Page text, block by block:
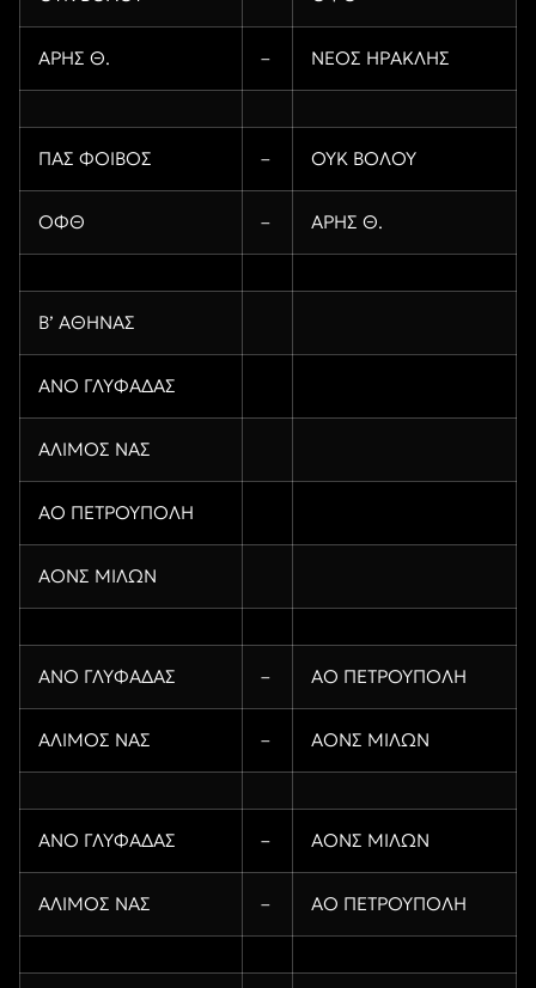
ΑΡΗΣ Θ. – ΝΕΟΣ ΗΡΑΚΛΗΣ
ΠΑΣ ΦΟΙΒΟΣ – ΟΥΚ ΒΟΛΟΥ
ΟΦΘ – ΑΡΗΣ Θ.
Β’ ΑΘΗΝΑΣ
ΑΝΟ ΓΛΥΦΑΔΑΣ
ΑΛΙΜΟΣ ΝΑΣ
ΑΟ ΠΕΤΡΟΥΠΟΛΗ
ΑΟΝΣ ΜΙΛΩΝ
ΑΝΟ ΓΛΥΦΑΔΑΣ – ΑΟ ΠΕΤΡΟΥΠΟΛΗ
ΑΛΙΜΟΣ ΝΑΣ – ΑΟΝΣ ΜΙΛΩΝ
ΑΝΟ ΓΛΥΦΑΔΑΣ – ΑΟΝΣ ΜΙΛΩΝ
ΑΛΙΜΟΣ ΝΑΣ – ΑΟ ΠΕΤΡΟΥΠΟΛΗ